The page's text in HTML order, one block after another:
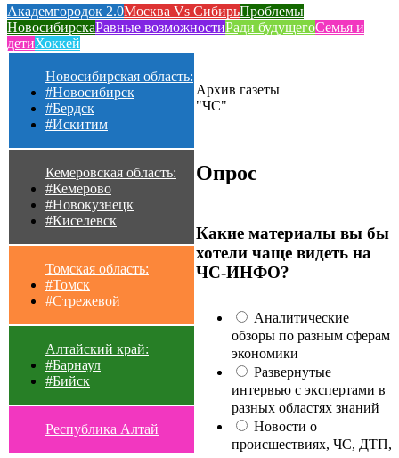
Академгородок 2.0Москва Vs СибирьПроблемы
НовосибирскаРавные возможностиРади будущегоСемья и
детиХоккей
Новосибирская область:
#Новосибирск
#Бердск
#Искитим
Кемеровская область:
#Кемерово
#Новокузнецк
#Киселевск
Томская область:
#Томск
#Стрежевой
Алтайский край:
#Барнаул
#Бийск
Республика Алтай
Архив газеты
"ЧС"
Опрос
Какие материалы вы бы
хотели чаще видеть на
ЧС-ИНФО?
Аналитические
обзоры по разным сферам
экономики
Развернутые
интервью с экспертами в
разных областях знаний
Новости о
происшествиях, ЧС, ДТП,